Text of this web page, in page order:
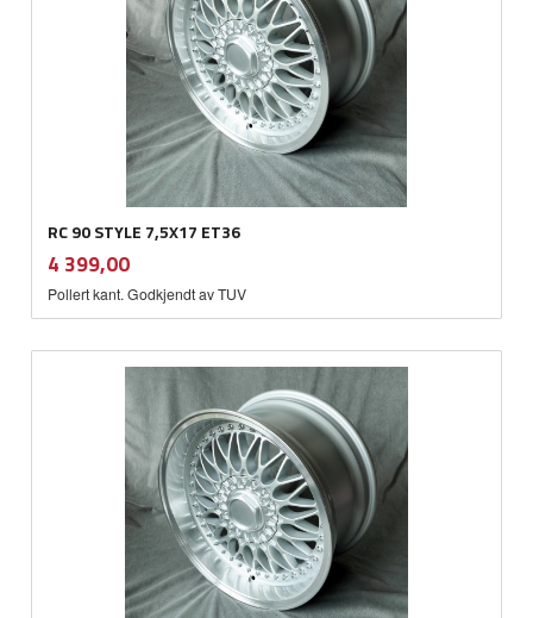
RC 90 STYLE 7,5X17 ET36
Pris
4 399,00mva.
Pollert kant. Godkjendt av TUV